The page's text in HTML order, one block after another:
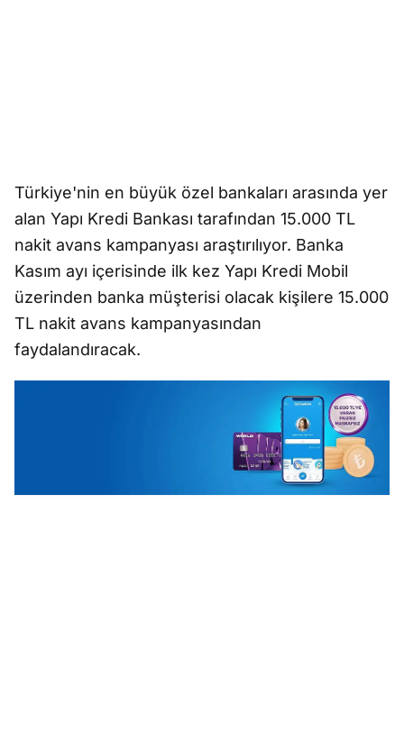
Türkiye'nin en büyük özel bankaları arasında yer
alan Yapı Kredi Bankası tarafından 15.000 TL
nakit avans kampanyası araştırılıyor. Banka
Kasım ayı içerisinde ilk kez Yapı Kredi Mobil
üzerinden banka müşterisi olacak kişilere 15.000
TL nakit avans kampanyasından
faydalandıracak.